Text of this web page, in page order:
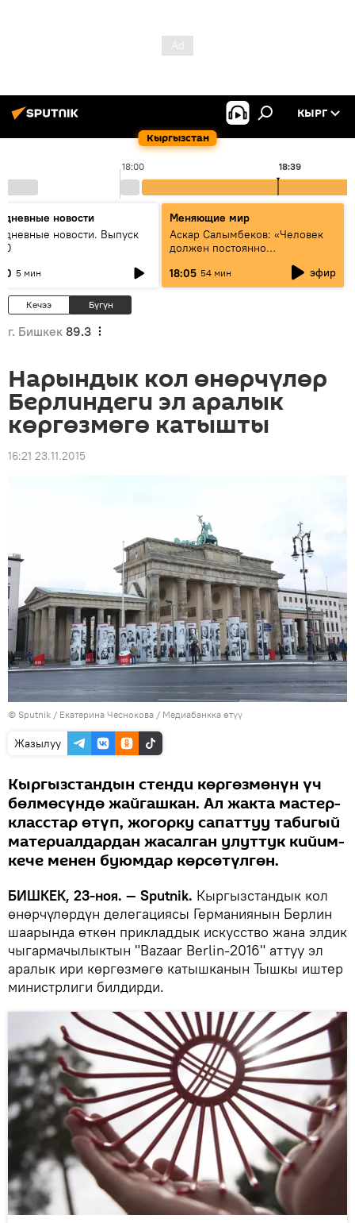
Кыргызстан
КЫРГ
18:00 18:39
новости
новости. Выпуск
5 мин
Меняющие мир
Аскар Салымбеков: «Человек
должен постоянно
18:05 54 мин эфир
Кечээ Бүгүн
г. Бишкек 89.3
Нарындык кол өнөрчүлөр
Берлиндеги эл аралык
көргөзмөгө катышты
16:21 23.11.2015
© Sputnik / Екатерина Чеснокова / Медиабанкка өтүү
Жазылуу
Кыргызстандын стенди көргөзмөнүн үч
бөлмөсүндө жайгашкан. Ал жакта мастер-
класстар өтүп, жогорку сапаттуу табигый
материалдардан жасалган улуттук кийим-
кече менен буюмдар көрсөтүлгөн.
БИШКЕК, 23-ноя. — Sputnik. Кыргызстандык кол
өнөрчүлөрдүн делегациясы Германиянын Берлин
шаарында өткөн прикладдык искусство жана элдик
чыгармачылыктын "Bаzaar Berlin-2016" аттуу эл
аралык ири көргөзмөгө катышканын Тышкы иштер
министрлиги билдирди.